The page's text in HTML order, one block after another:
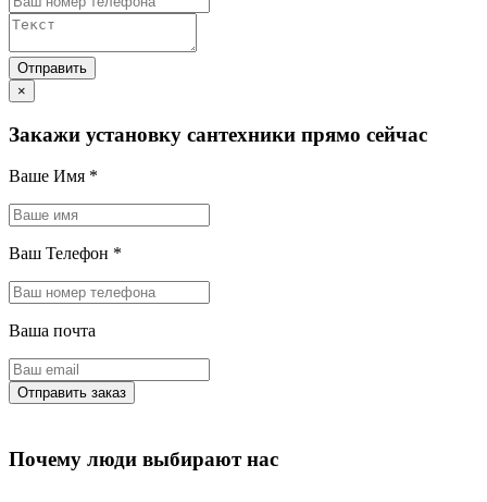
×
Закажи установку сантехники прямо сейчас
Ваше Имя *
Ваш Телефон *
Ваша почта
Почему люди выбирают нас